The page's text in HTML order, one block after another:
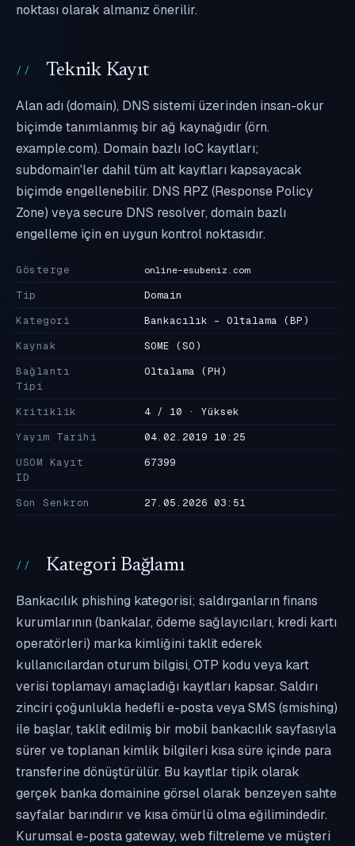
noktası olarak almanız önerilir.
Teknik Kayıt
Alan adı (domain), DNS sistemi üzerinden insan-okur
biçimde tanımlanmış bir ağ kaynağıdır (örn.
example.com). Domain bazlı IoC kayıtları;
subdomain'ler dahil tüm alt kayıtları kapsayacak
biçimde engellenebilir. DNS RPZ (Response Policy
Zone) veya secure DNS resolver, domain bazlı
engelleme için en uygun kontrol noktasıdır.
Gösterge online-esubeniz.com
Tip
Domain
Kategori
Bankacılık - Oltalama (BP)
Kaynak
SOME (SO)
Bağlantı
Tipi
Oltalama (PH)
Kritiklik
4 / 10 · Yüksek
Yayım Tarihi
04.02.2019 10:25
USOM Kayıt
ID
67399
Son Senkron 27.05.2026 03:51
Kategori Bağlamı
Bankacılık phishing kategorisi; saldırganların finans
kurumlarının (bankalar, ödeme sağlayıcıları, kredi kartı
operatörleri) marka kimliğini taklit ederek
kullanıcılardan oturum bilgisi, OTP kodu veya kart
verisi toplamayı amaçladığı kayıtları kapsar. Saldırı
zinciri çoğunlukla hedefli e-posta veya SMS (smishing)
ile başlar, taklit edilmiş bir mobil bankacılık sayfasıyla
sürer ve toplanan kimlik bilgileri kısa süre içinde para
transferine dönüştürülür. Bu kayıtlar tipik olarak
gerçek banka domainine görsel olarak benzeyen sahte
sayfalar barındırır ve kısa ömürlü olma eğilimindedir.
Kurumsal e-posta gateway, web filtreleme ve müşteri